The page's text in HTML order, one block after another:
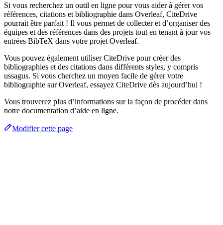
Si vous recherchez un outil en ligne pour vous aider à gérer vos
références, citations et bibliographie dans Overleaf, CiteDrive
pourrait être parfait ! Il vous permet de collecter et d’organiser des
équipes et des références dans des projets tout en tenant à jour vos
entrées BibTeX dans votre projet Overleaf.
Vous pouvez également utiliser CiteDrive pour créer des
bibliographies et des citations dans différents styles, y compris
ussagus. Si vous cherchez un moyen facile de gérer votre
bibliographie sur Overleaf, essayez CiteDrive dès aujourd’hui !
Vous trouverez plus d’informations sur la façon de procéder dans
notre documentation d’aide en ligne.
Modifier cette page